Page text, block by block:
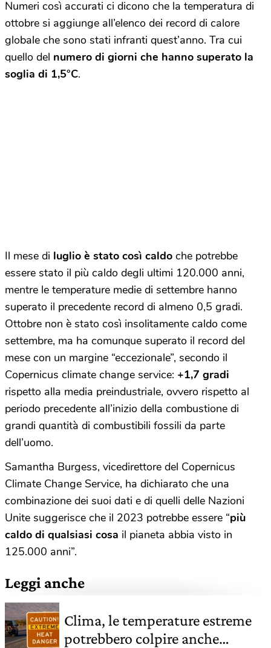
Numeri così accurati ci dicono che la temperatura di
ottobre si aggiunge all’elenco dei record di calore
globale che sono stati infranti quest’anno. Tra cui
quello del numero di giorni che hanno superato la
soglia di 1,5°C.
Il mese di luglio è stato così caldo che potrebbe
essere stato il più caldo degli ultimi 120.000 anni,
mentre le temperature medie di settembre hanno
superato il precedente record di almeno 0,5 gradi.
Ottobre non è stato così insolitamente caldo come
settembre, ma ha comunque superato il record del
mese con un margine “eccezionale”, secondo il
Copernicus climate change service: +1,7 gradi
rispetto alla media preindustriale, ovvero rispetto al
periodo precedente all’inizio della combustione di
grandi quantità di combustibili fossili da parte
dell’uomo.
Samantha Burgess, vicedirettore del Copernicus
Climate Change Service, ha dichiarato che una
combinazione dei suoi dati e di quelli delle Nazioni
Unite suggerisce che il 2023 potrebbe essere “più
caldo di qualsiasi cosa il pianeta abbia visto in
125.000 anni”.
Leggi anche
Clima, le temperature estreme
potrebbero colpire anche